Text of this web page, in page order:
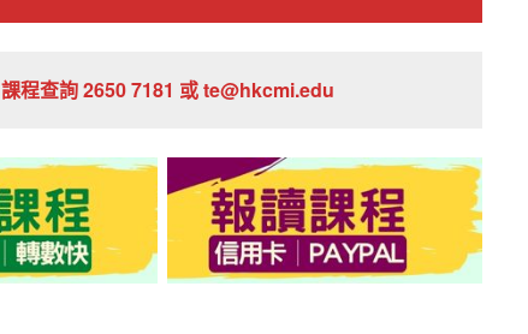
課程查詢 2650 7181 或 te@hkcmi.edu